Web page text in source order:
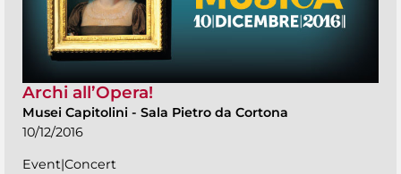
Archi all’Opera!
Musei Capitolini - Sala Pietro da Cortona
10/12/2016
Event|Concert